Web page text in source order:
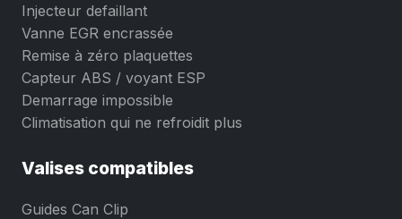
Injecteur defaillant
Vanne EGR encrassée
Remise à zéro plaquettes
Capteur ABS / voyant ESP
Demarrage impossible
Climatisation qui ne refroidit plus
Valises compatibles
Guides Can Clip